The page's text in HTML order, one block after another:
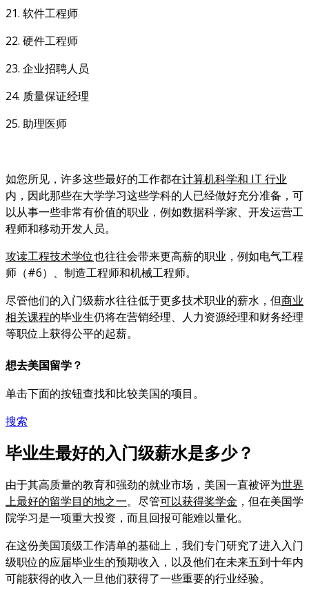
21. 软件工程师
22. 硬件工程师
23. 企业招聘人员
24. 质量保证经理
25. 助理医师
如您所见，许多这些最好的工作都在计算机科学和 IT 行业
内，因此那些在大学学习这些学科的人已经做好充分准备，可
以从事一些非常有价值的职业，例如数据科学家、开发运营工
程师和移动开发人员。
攻读工程技术学位也往往会带来更高薪的职业，例如电气工程
师（#6）、制造工程师和机械工程师。
尽管他们的入门级薪水往往低于更多技术职业的薪水，但商业
相关课程的毕业生仍将在营销经理、人力资源经理和财务经理
等职位上获得公平的起薪。
想去美国留学？
单击下面的按钮查找和比较美国的项目。
搜索
毕业生最好的入门级薪水是多少？
由于其高质量的教育和强劲的就业市场，美国一直被评为世界
上最好的留学目的地之一。尽管可以获得奖学金 ，但在美国学
院学习是一项重大投资，而且回报可能难以量化。
在这份美国顶级工作清单的基础上，我们专门研究了进入入门
级职位的应届毕业生的预期收入，以及他们在未来五到十年内
可能获得的收入一旦他们获得了一些重要的行业经验。